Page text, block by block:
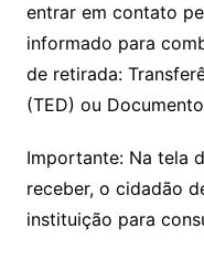
entrar em contato
informado para
de retirada:
(TED) ou
Importante: Na tela
receber, o cidadão
instituição para